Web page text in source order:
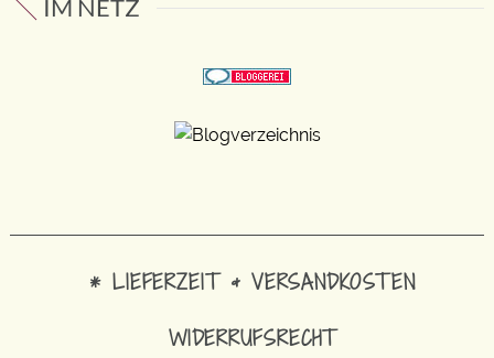
IM NETZ
* LIEFERZEIT & VERSANDKOSTEN
WIDERRUFSRECHT